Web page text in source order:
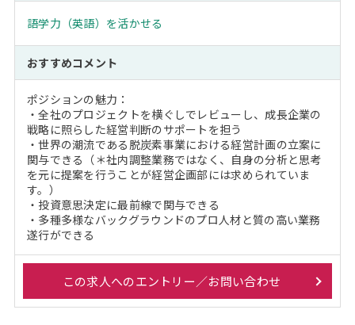
語学力（英語）を活かせる
おすすめコメント
ポジションの魅力：
・全社のプロジェクトを横ぐしでレビューし、成長企業の
戦略に照らした経営判断のサポートを担う
・世界の潮流である脱炭素事業における経営計画の立案に
関与できる（＊社内調整業務ではなく、自身の分析と思考
を元に提案を行うことが経営企画部には求められていま
す。）
・投資意思決定に最前線で関与できる
・多種多様なバックグラウンドのプロ人材と質の高い業務
遂行ができる
この求人へのエントリー／お問い合わせ